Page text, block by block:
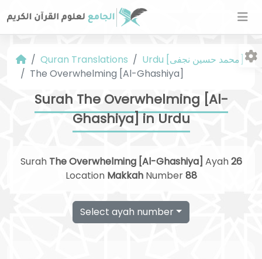
Quran Translations
The Overwhelming [Al-Ghashiya]
Surah The Overwhelming [Al-
Ghashiya] in Urdu
Surah The Overwhelming [Al-Ghashiya] Ayah26
Location MakkahNumber88
Select ayah number